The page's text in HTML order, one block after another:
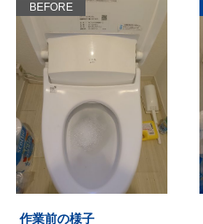
BEFORE
作業前の様子